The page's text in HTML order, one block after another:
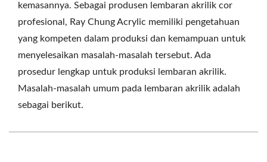
kemasannya. Sebagai produsen lembaran akrilik cor
profesional, Ray Chung Acrylic memiliki pengetahuan
yang kompeten dalam produksi dan kemampuan untuk
menyelesaikan masalah-masalah tersebut. Ada
prosedur lengkap untuk produksi lembaran akrilik.
Masalah-masalah umum pada lembaran akrilik adalah
sebagai berikut.